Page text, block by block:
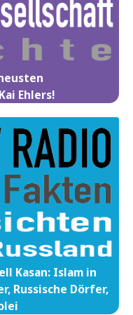
Ehlers!
Kasan: Islam in
Russische Dörfer,